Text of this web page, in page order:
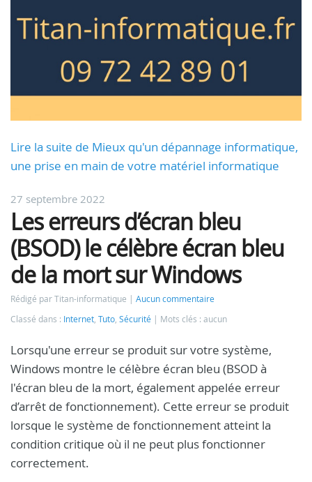
Lire la suite de Mieux qu'un dépannage informatique,
une prise en main de votre matériel informatique
27 septembre 2022
Les erreurs d’écran bleu
(BSOD) le célèbre écran bleu
de la mort sur Windows
Rédigé par Titan-informatique
Aucun commentaire
Classé dans : Internet Tuto Sécurité Mots clés : aucun
Lorsqu'une erreur se produit sur votre système,
Windows montre le célèbre écran bleu (BSOD à
l'écran bleu de la mort, également appelée erreur
d’arrêt de fonctionnement). Cette erreur se produit
lorsque le système de fonctionnement atteint la
condition critique où il ne peut plus fonctionner
correctement.